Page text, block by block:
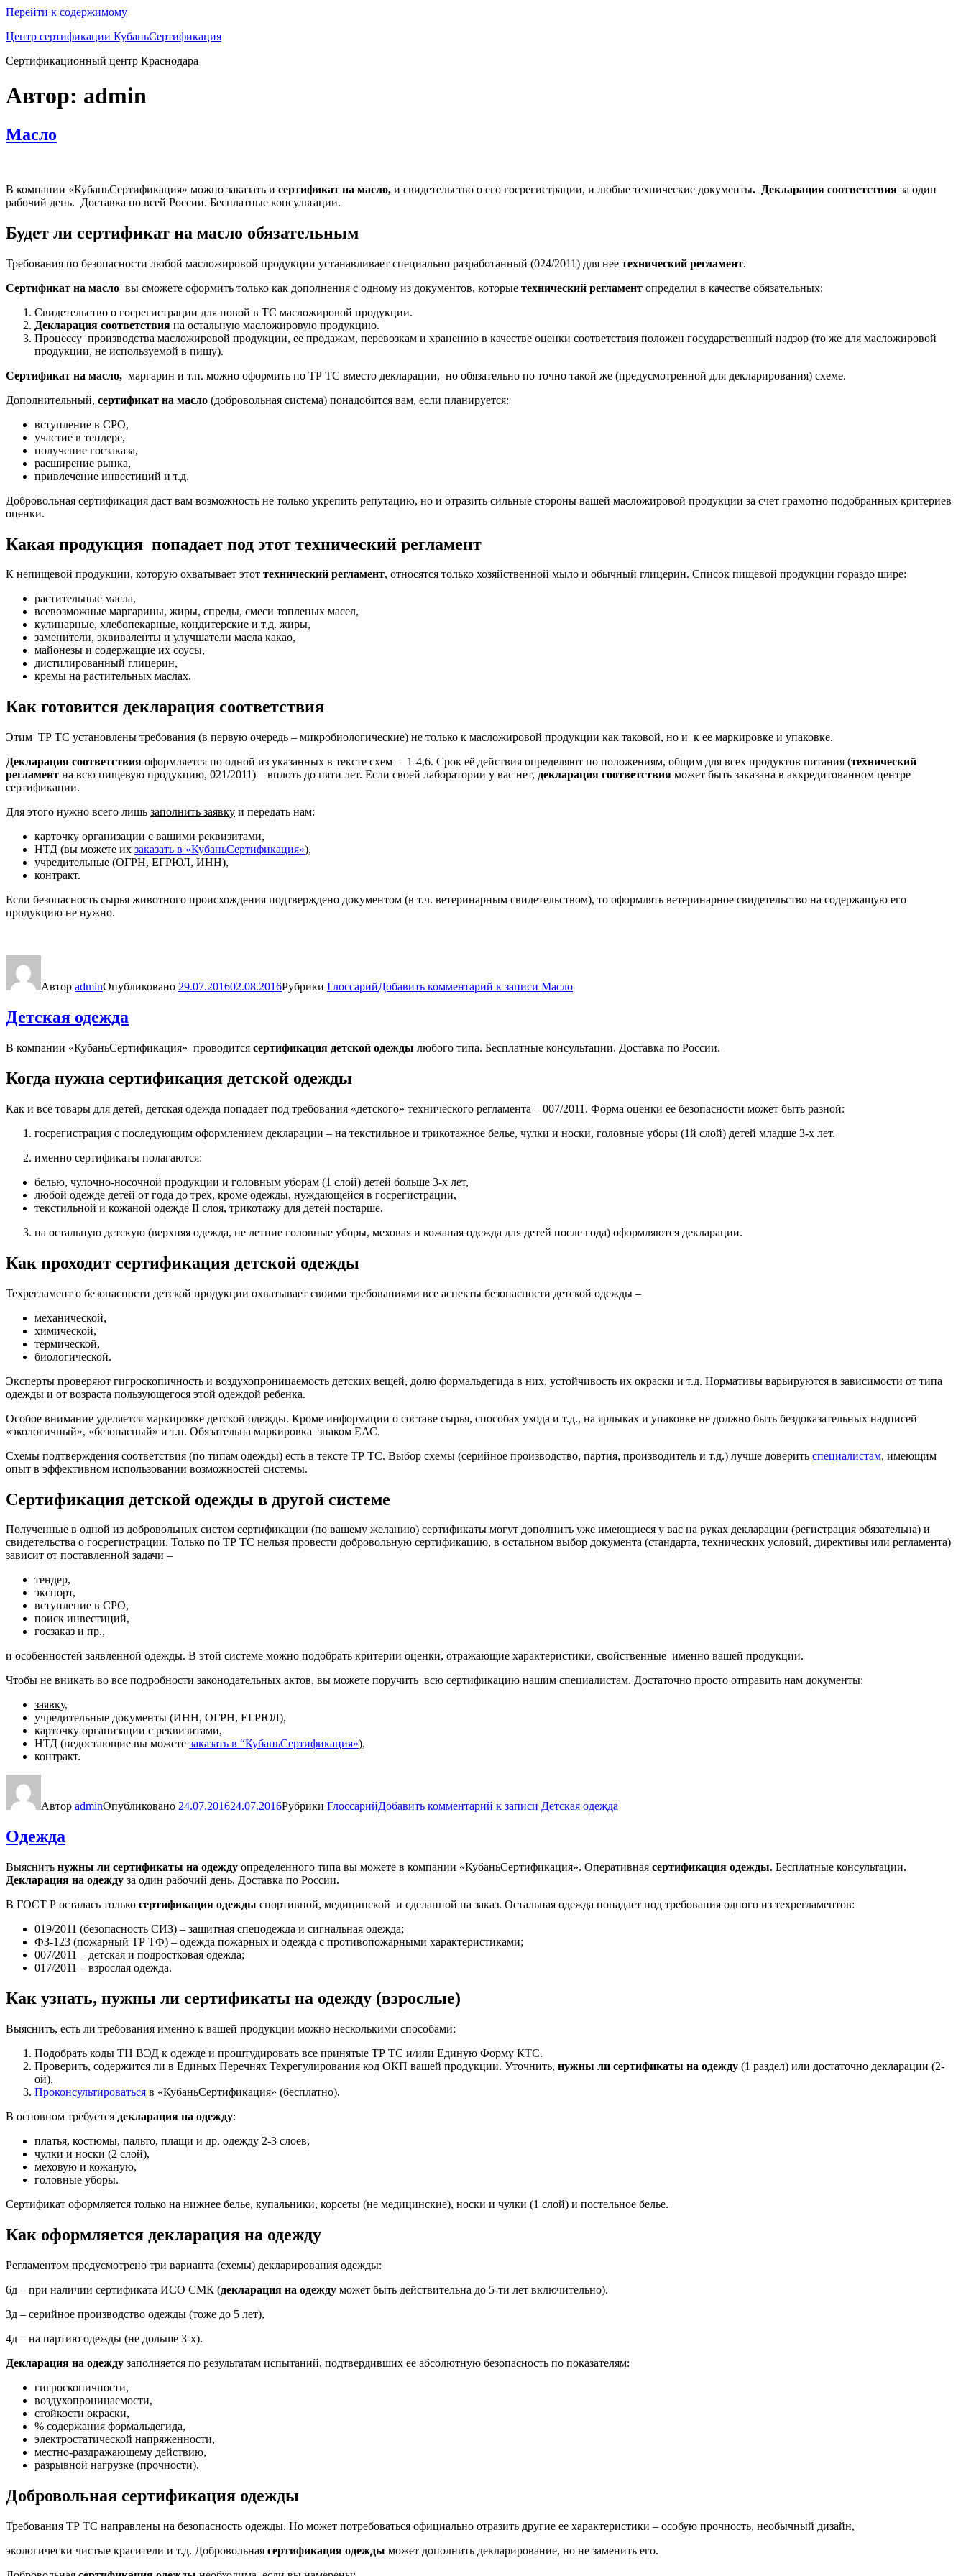
Перейти к содержимому
Центр сертификации КубаньСертификация
Сертификационный центр Краснодара
Автор: admin
Масло
В компании «КубаньСертификация» можно заказать и сертификат на масло, и свидетельство о его госрегистрации, и любые технические документы. Декларация соответствия за один
рабочий день. Доставка по всей России. Бесплатные консультации.
Будет ли сертификат на масло обязательным
Требования по безопасности любой масложировой продукции устанавливает специально разработанный (024/2011) для нее технический регламент.
Сертификат на масло вы сможете оформить только как дополнения с одному из документов, которые технический регламент определил в качестве обязательных:
Свидетельство о госрегистрации для новой в ТС масложировой продукции.
Декларация соответствия на остальную масложировую продукцию.
Процессу производства масложировой продукции, ее продажам, перевозкам и хранению в качестве оценки соответствия положен государственный надзор (то же для масложировой
продукции, не используемой в пищу).
Сертификат на масло, маргарин и т.п. можно оформить по ТР ТС вместо декларации, но обязательно по точно такой же (предусмотренной для декларирования) схеме.
Дополнительный, сертификат на масло (добровольная система) понадобится вам, если планируется:
вступление в СРО,
участие в тендере,
получение госзаказа,
расширение рынка,
привлечение инвестиций и т.д.
Добровольная сертификация даст вам возможность не только укрепить репутацию, но и отразить сильные стороны вашей масложировой продукции за счет грамотно подобранных критериев
оценки.
Какая продукция попадает под этот технический регламент
К непищевой продукции, которую охватывает этот технический регламент, относятся только хозяйственной мыло и обычный глицерин. Список пищевой продукции гораздо шире:
растительные масла,
всевозможные маргарины, жиры, спреды, смеси топленых масел,
кулинарные, хлебопекарные, кондитерские и т.д. жиры,
заменители, эквиваленты и улучшатели масла какао,
майонезы и содержащие их соусы,
дистилированный глицерин,
кремы на растительных маслах.
Как готовится декларация соответствия
Этим ТР ТС установлены требования (в первую очередь – микробиологические) не только к масложировой продукции как таковой, но и к ее маркировке и упаковке.
Декларация соответствия оформляется по одной из указанных в тексте схем – 1-4,6. Срок её действия определяют по положениям, общим для всех продуктов питания (технический
регламент на всю пищевую продукцию, 021/2011) – вплоть до пяти лет. Если своей лаборатории у вас нет, декларация соответствия может быть заказана в аккредитованном центре
сертификации.
Для этого нужно всего лишь заполнить заявку и передать нам:
карточку организации с вашими реквизитами,
НТД (вы можете их заказать в «КубаньСертификация»),
учредительные (ОГРН, ЕГРЮЛ, ИНН),
контракт.
Если безопасность сырья животного происхождения подтверждено документом (в т.ч. ветеринарным свидетельством), то оформлять ветеринарное свидетельство на содержащую его
продукцию не нужно.
Автор adminОпубликовано 29.07.201602.08.2016Рубрики ГлоссарийДобавить комментарий к записи Масло
Детская одежда
В компании «КубаньСертификация» проводится сертификация детской одежды любого типа. Бесплатные консультации. Доставка по России.
Когда нужна сертификация детской одежды
Как и все товары для детей, детская одежда попадает под требования «детского» технического регламента – 007/2011. Форма оценки ее безопасности может быть разной:
госрегистрация с последующим оформлением декларации – на текстильное и трикотажное белье, чулки и носки, головные уборы (1й слой) детей младше 3-х лет.
именно сертификаты полагаются:
белью, чулочно-носочной продукции и головным уборам (1 слой) детей больше 3-х лет,
любой одежде детей от года до трех, кроме одежды, нуждающейся в госрегистрации,
текстильной и кожаной одежде II слоя, трикотажу для детей постарше.
на остальную детскую (верхняя одежда, не летние головные уборы, меховая и кожаная одежда для детей после года) оформляются декларации.
Как проходит сертификация детской одежды
Техрегламент о безопасности детской продукции охватывает своими требованиями все аспекты безопасности детской одежды –
механической,
химической,
термической,
биологической.
Эксперты проверяют гигроскопичность и воздухопроницаемость детских вещей, долю формальдегида в них, устойчивость их окраски и т.д. Нормативы варьируются в зависимости от типа
одежды и от возраста пользующегося этой одеждой ребенка.
Особое внимание уделяется маркировке детской одежды. Кроме информации о составе сырья, способах ухода и т.д., на ярлыках и упаковке не должно быть бездоказательных надписей
«экологичный», «безопасный» и т.п. Обязательна маркировка знаком ЕАС.
Схемы подтверждения соответствия (по типам одежды) есть в тексте ТР ТС. Выбор схемы (серийное производство, партия, производитель и т.д.) лучше доверить специалистам, имеющим
опыт в эффективном использовании возможностей системы.
Сертификация детской одежды в другой системе
Полученные в одной из добровольных систем сертификации (по вашему желанию) сертификаты могут дополнить уже имеющиеся у вас на руках декларации (регистрация обязательна) и
свидетельства о госрегистрации. Только по ТР ТС нельзя провести добровольную сертификацию, в остальном выбор документа (стандарта, технических условий, директивы или регламента)
зависит от поставленной задачи –
тендер,
экспорт,
вступление в СРО,
поиск инвестиций,
госзаказ и пр.,
и особенностей заявленной одежды. В этой системе можно подобрать критерии оценки, отражающие характеристики, свойственные именно вашей продукции.
Чтобы не вникать во все подробности законодательных актов, вы можете поручить всю сертификацию нашим специалистам. Достаточно просто отправить нам документы:
заявку,
учредительные документы (ИНН, ОГРН, ЕГРЮЛ),
карточку организации с реквизитами,
НТД (недостающие вы можете заказать в “КубаньСертификация»),
контракт.
Автор adminОпубликовано 24.07.201624.07.2016Рубрики ГлоссарийДобавить комментарий к записи Детская одежда
Одежда
Выяснить нужны ли сертификаты на одежду определенного типа вы можете в компании «КубаньСертификация». Оперативная сертификация одежды. Бесплатные консультации.
Декларация на одежду за один рабочий день. Доставка по России.
В ГОСТ Р осталась только сертификация одежды спортивной, медицинской и сделанной на заказ. Остальная одежда попадает под требования одного из техрегламентов:
019/2011 (безопасность СИЗ) – защитная спецодежда и сигнальная одежда;
ФЗ-123 (пожарный ТР ТФ) – одежда пожарных и одежда с противопожарными характеристиками;
007/2011 – детская и подростковая одежда;
017/2011 – взрослая одежда.
Как узнать, нужны ли сертификаты на одежду (взрослые)
Выяснить, есть ли требования именно к вашей продукции можно несколькими способами:
Подобрать коды ТН ВЭД к одежде и проштудировать все принятые ТР ТС и/или Единую Форму КТС.
Проверить, содержится ли в Единых Перечнях Техрегулирования код ОКП вашей продукции. Уточнить, нужны ли сертификаты на одежду (1 раздел) или достаточно декларации (2-
ой).
Проконсультироваться в «КубаньСертификация» (бесплатно).
В основном требуется декларация на одежду:
платья, костюмы, пальто, плащи и др. одежду 2-3 слоев,
чулки и носки (2 слой),
меховую и кожаную,
головные уборы.
Сертификат оформляется только на нижнее белье, купальники, корсеты (не медицинские), носки и чулки (1 слой) и постельное белье.
Как оформляется декларация на одежду
Регламентом предусмотрено три варианта (схемы) декларирования одежды:
6д – при наличии сертификата ИСО СМК (декларация на одежду может быть действительна до 5-ти лет включительно).
3д – серийное производство одежды (тоже до 5 лет),
4д – на партию одежды (не дольше 3-х).
Декларация на одежду заполняется по результатам испытаний, подтвердивших ее абсолютную безопасность по показателям:
гигроскопичности,
воздухопроницаемости,
стойкости окраски,
% содержания формальдегида,
электростатической напряженности,
местно-раздражающему действию,
разрывной нагрузке (прочности).
Добровольная сертификация одежды
Требования ТР ТС направлены на безопасность одежды. Но может потребоваться официально отразить другие ее характеристики – особую прочность, необычный дизайн,
экологически чистые красители и т.д. Добровольная сертификация одежды может дополнить декларирование, но не заменить его.